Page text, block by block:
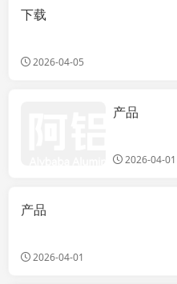
下载
2026-04-05
Ultra Slim
产品
2026-04-01
产品
2026-04-01